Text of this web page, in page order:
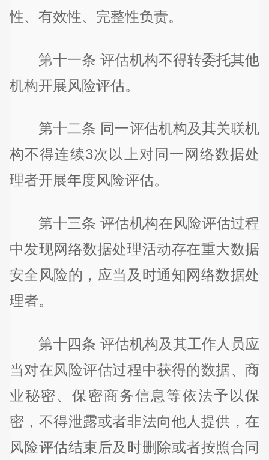
性、有效性、完整性负责。
第十一条 评估机构不得转委托其他
机构开展风险评估。
第十二条 同一评估机构及其关联机
构不得连续3次以上对同一网络数据处
理者开展年度风险评估。
第十三条 评估机构在风险评估过程
中发现网络数据处理活动存在重大数据
安全风险的，应当及时通知网络数据处
理者。
第十四条 评估机构及其工作人员应
当对在风险评估过程中获得的数据、商
业秘密、保密商务信息等依法予以保
密，不得泄露或者非法向他人提供，在
风险评估结束后及时删除或者按照合同